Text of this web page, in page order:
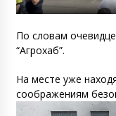
По словам
“Агрохаб”.
На месте уже
соображениям
Видеоплеер